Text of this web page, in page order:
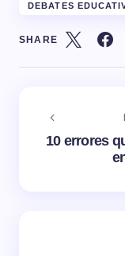
DEBATES
SHARE
10 errores